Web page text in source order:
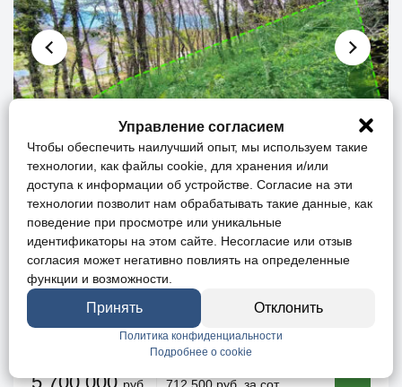
Участок 8 сот. (ИЖС)
Вид на море Вид на горы
Ипотека
г. Алушта, с. Малый Маяк
5 700 000руб. 712 500 руб. за сот.
Управление согласием
Чтобы обеспечить наилучший опыт, мы используем такие
технологии, как файлы cookie, для хранения и/или
доступа к информации об устройстве. Согласие на эти
технологии позволит нам обрабатывать такие данные, как
поведение при просмотре или уникальные
идентификаторы на этом сайте. Несогласие или отзыв
согласия может негативно повлиять на определенные
функции и возможности.
Принять Отклонить
Политика конфиденциальности
Подробнее о cookie